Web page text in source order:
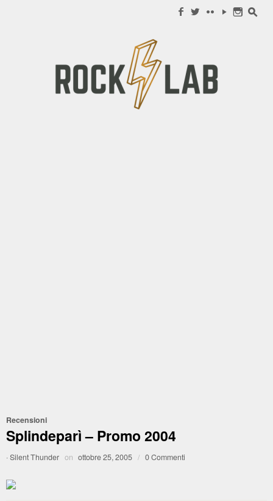
f w c y n s
Recensioni
Splindeparì – Promo 2004
·Silent Thunder on ottobre 25, 2005 / 0 Commenti